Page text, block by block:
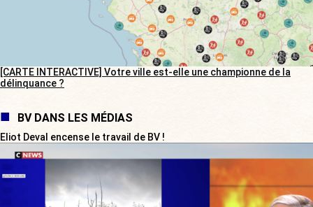
[CARTE INTERACTIVE] Votre ville est-elle une championne de la
délinquance ?
BV DANS LES MÉDIAS
Eliot Deval encense le travail de BV !